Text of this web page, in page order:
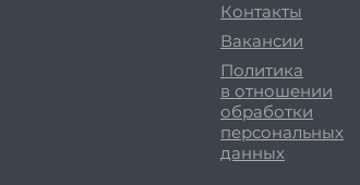
Контакты
Вакансии
Политика
в отношении
обработки
персональных
данных